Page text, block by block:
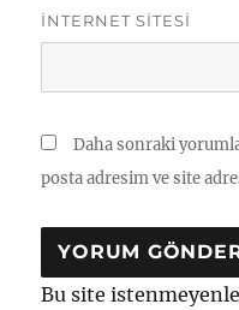
İNTERNET SITESI
Daha sonraki
posta adresim ve site
Bu site